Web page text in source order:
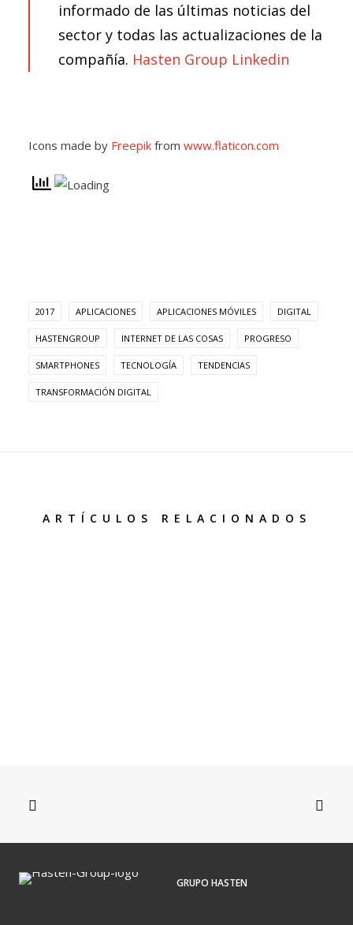
informado de las últimas noticias del
sector y todas las actualizaciones de la
compañía. Hasten Group Linkedin
Icons made by Freepik from www.flaticon.com
2017 APLICACIONES APLICACIONES MÓVILES DIGITAL
HASTENGROUP INTERNET DE LAS COSAS PROGRESO
SMARTPHONES TECNOLOGÍA TENDENCIAS
TRANSFORMACIÓN DIGITAL
ARTÍCULOS RELACIONADOS
30 de julio de 2026
GRUPO HASTEN